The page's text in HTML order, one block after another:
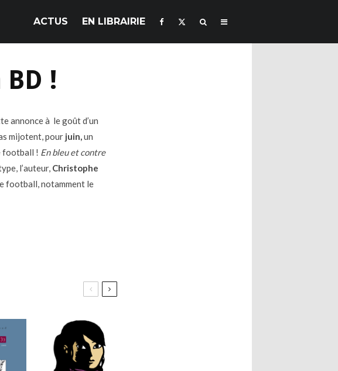
ACTUS EN LIBRAIRIE
!
annonce à le goût d’un
mijotent, pour juin,un
football ! En bleu et contre
l’auteur, Christophe
football, notamment le